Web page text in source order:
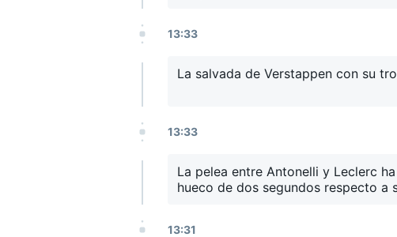
13:33
La salvada de Verstappen con su
13:33
La pelea entre Antonelli y Leclerc
hueco de dos segundos respecto a
13:31